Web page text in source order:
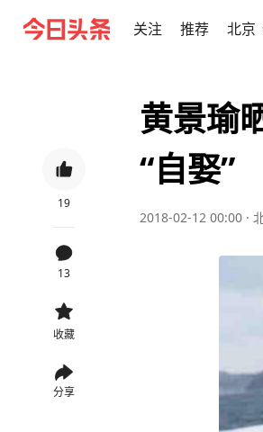
关注 推荐 北京
19
13
收藏
分享
黄景瑜
“自娶”
2018-02-12 00:00 ·